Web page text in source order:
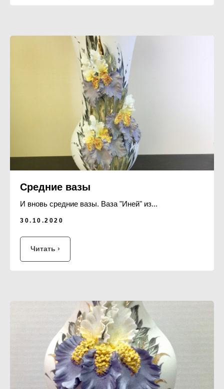
Средние вазы
И вновь средние вазы. Ваза "Иней" из...
30.10.2020
Читать ›